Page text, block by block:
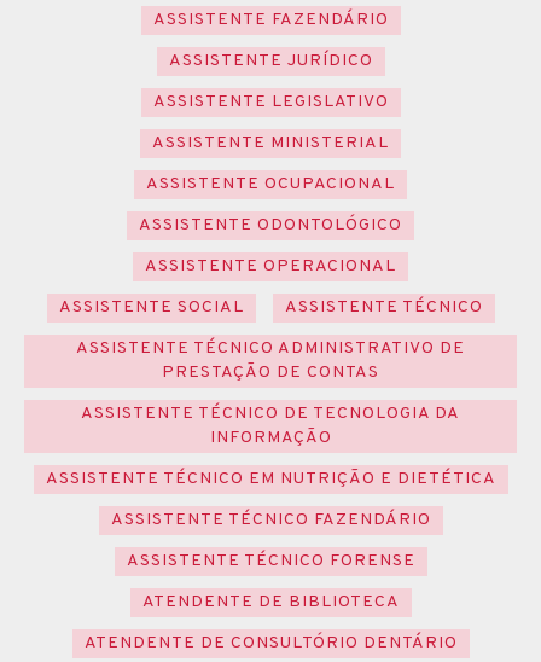
ASSISTENTE FAZENDÁRIO
ASSISTENTE JURÍDICO
ASSISTENTE LEGISLATIVO
ASSISTENTE MINISTERIAL
ASSISTENTE OCUPACIONAL
ASSISTENTE ODONTOLÓGICO
ASSISTENTE OPERACIONAL
ASSISTENTE SOCIAL
ASSISTENTE TÉCNICO
ASSISTENTE TÉCNICO ADMINISTRATIVO DE
PRESTAÇÃO DE CONTAS
ASSISTENTE TÉCNICO DE TECNOLOGIA DA
INFORMAÇÃO
ASSISTENTE TÉCNICO EM NUTRIÇÃO E DIETÉTICA
ASSISTENTE TÉCNICO FAZENDÁRIO
ASSISTENTE TÉCNICO FORENSE
ATENDENTE DE BIBLIOTECA
ATENDENTE DE CONSULTÓRIO DENTÁRIO